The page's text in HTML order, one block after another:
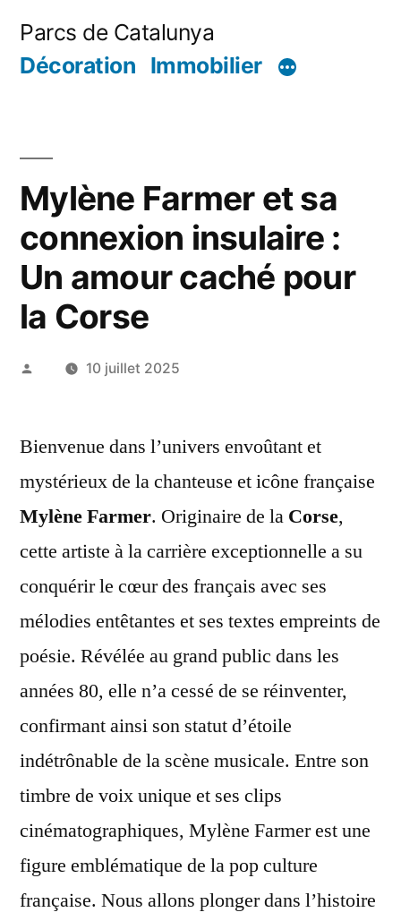
Parcs de Catalunya
Décoration Immobilier
Mylène Farmer et sa
connexion insulaire :
Un amour caché pour
la Corse
Publié 10 juillet 2025
Bienvenue dans l’univers envoûtant et
mystérieux de la chanteuse et icône française
Mylène Farmer. Originaire de la Corse,
cette artiste à la carrière exceptionnelle a su
conquérir le cœur des français avec ses
mélodies entêtantes et ses textes empreints de
poésie. Révélée au grand public dans les
années 80, elle n’a cessé de se réinventer,
confirmant ainsi son statut d’étoile
indétrônable de la scène musicale. Entre son
timbre de voix unique et ses clips
cinématographiques, Mylène Farmer est une
figure emblématique de la pop culture
française. Nous allons plonger dans l’histoire